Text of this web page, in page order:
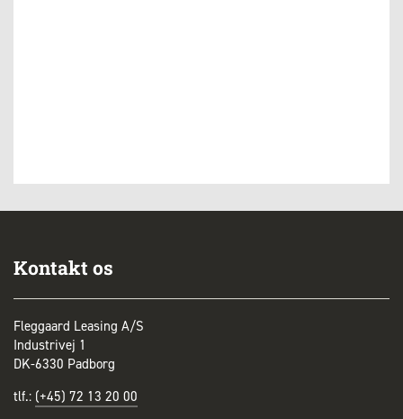
Kontakt os
Fleggaard Leasing A/S
Industrivej 1
DK-6330 Padborg
tlf.: (+45) 72 13 20 00